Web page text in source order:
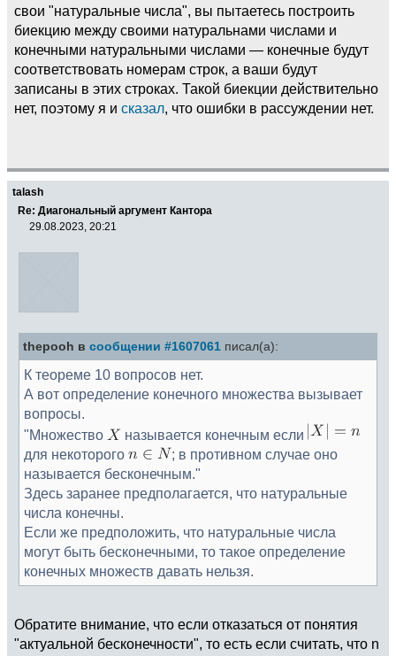
свои "натуральные числа", вы пытаетесь построить
биекцию между своими натуральнами числами и
конечными натуральными числами — конечные будут
соответствовать номерам строк, а ваши будут
записаны в этих строках. Такой биекции действительно
нет, поэтому я и сказал, что ошибки в рассуждении нет.
talash
Re: Диагональный аргумент Кантора
29.08.2023, 20:21
thepooh в сообщении #1607061 писал(а):
К теореме 10 вопросов нет.
А вот определение конечного множества вызывает
вопросы.
"Множество
называется конечным если
для некоторого
; в противном случае оно
называется бесконечным."
Здесь заранее предполагается, что натуральные
числа конечны.
Если же предположить, что натуральные числа
могут быть бесконечными, то такое определение
конечных множеств давать нельзя.
Обратите внимание, что если отказаться от понятия
"актуальной бесконечности", то есть если считать, что n